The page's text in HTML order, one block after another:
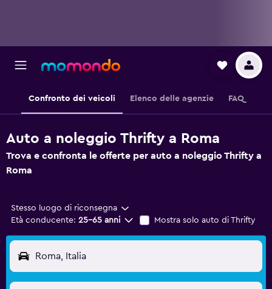
Confronto dei veicoli Elenco delle agenzie FAQ
Auto a noleggio Thrifty a Roma
Trova e confronta le offerte per auto a noleggio Thrifty a
Roma
Stesso luogo di riconsegna
Età conducente: 25-65 anni Mostra solo auto di Thrifty
Roma, Italia